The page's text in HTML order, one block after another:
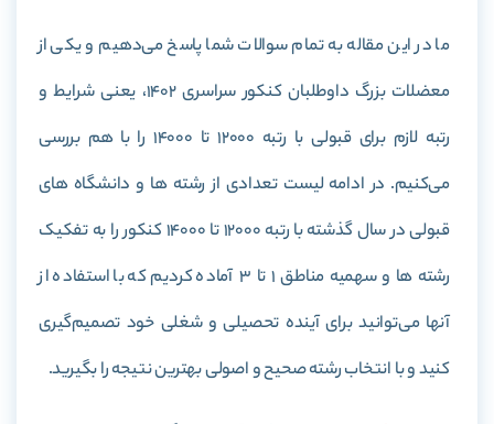
ما در این مقاله به تمام سوالات شما پاسخ می‌دهیم و یکی از
معضلات بزرگ داوطلبان کنکور سراسری 1402، یعنی شرایط و
رتبه لازم برای قبولی با رتبه 12000 تا 14000 را با هم بررسی
می‌کنیم. در ادامه لیست تعدادی از رشته ها و دانشگاه های
قبولی در سال گذشته با رتبه 12000 تا 14000 کنکور را به تفکیک
رشته ها و سهمیه مناطق 1 تا 3 آماده کردیم که با استفاده از
آنها می‌توانید برای آینده تحصیلی و شغلی خود تصمیم‌گیری
کنید و با انتخاب رشته صحیح و اصولی بهترین نتیجه را بگیرید.